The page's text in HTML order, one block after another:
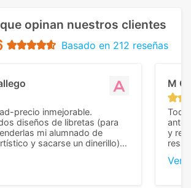
opinan nuestros clientes
Basado en 212 reseñas
precio inmejorable.
diseños de libretas (para
mi alumnado de
y sacarse un dinerillo) y
libretas de muy buena calidad
M C
Todo
y
Ver